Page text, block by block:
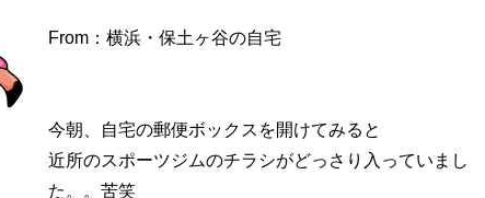
From：横浜・保土ヶ谷の自宅
今朝、自宅の郵便ボックスを開けてみると
近所のスポーツジムのチラシがどっさり入っていまし
た。。苦笑